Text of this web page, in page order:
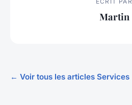
Martin
← Voir tous les articles Services